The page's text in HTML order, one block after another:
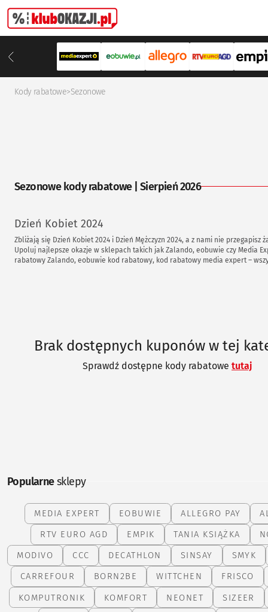
Kody rabatowe>Sezonowe
Sezonowe kody rabatowe | Sierpień 2026
Dzień Kobiet 2024
Zbliżają się Dzień Kobiet 2024 i Dzień Mężczyzn 2024, a z nami nie przegapisz
Upoluj najlepsze okazje w sklepach takich jak Zalando, eobuwie czy Media
rabatowy Zalando, eobuwie kod rabatowy, kod rabatowy media expert –
Brak dostępnych kuponów w tej
Sprawdź dostępne kody rabatowe tutaj
Popularnesklepy
MEDIA EXPERT EOBUWIE ALLEGRO PAY
RTV EURO AGD
EMPIK TANIA KSIĄŻKA
MODIVO
CCC DECATHLON SINSAY
SMYK
CARREFOUR
BORN2BE WITTCHEN
FRISCO
KOMPUTRONIK
KOMFORT NEONET
SIZEER